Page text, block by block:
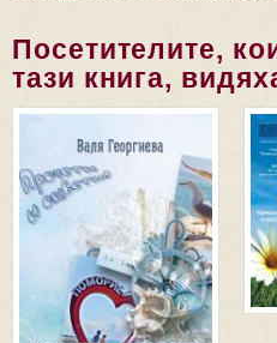
Посетителите,
тази книга,